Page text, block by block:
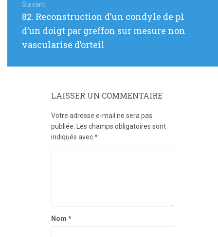
Suivant
Article
:
82. Reconstruction d’un condyle de p1
d’un doigt par greffon sur mesure non
vascularise d’orteil
LAISSER UN COMMENTAIRE
Votre adresse e-mail ne sera pas
publiée.
Les champs obligatoires sont
indiqués avec*
Nom *